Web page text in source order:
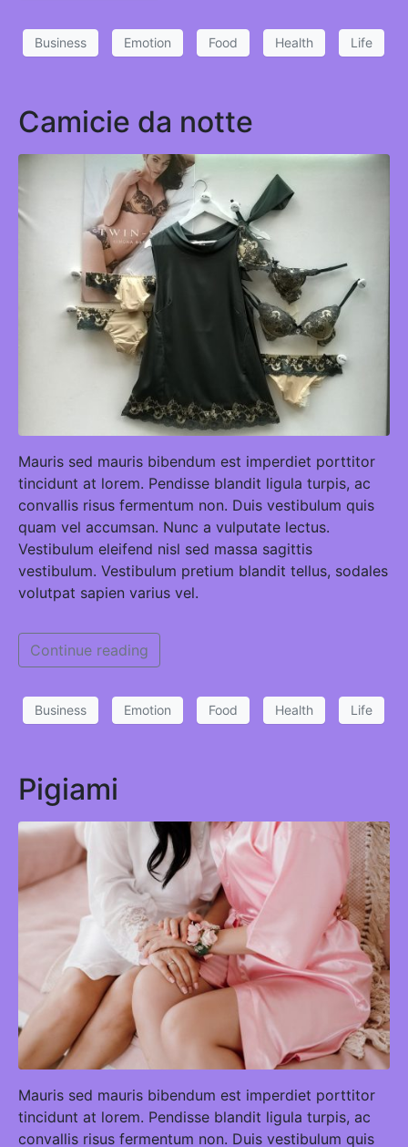
Business Emotion Food Health Life
Camicie da notte
Mauris sed mauris bibendum est imperdiet porttitor
tincidunt at lorem. Pendisse blandit ligula turpis, ac
convallis risus fermentum non. Duis vestibulum quis
quam vel accumsan. Nunc a vulputate lectus.
Vestibulum eleifend nisl sed massa sagittis
vestibulum. Vestibulum pretium blandit tellus, sodales
volutpat sapien varius vel.
Continue reading
Business Emotion Food Health Life
Pigiami
Mauris sed mauris bibendum est imperdiet porttitor
tincidunt at lorem. Pendisse blandit ligula turpis, ac
convallis risus fermentum non. Duis vestibulum quis